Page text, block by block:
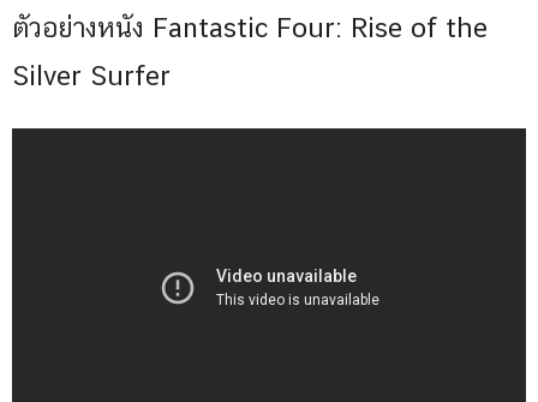
ตัวอย่างหนัง Fantastic Four: Rise of the
Silver Surfer